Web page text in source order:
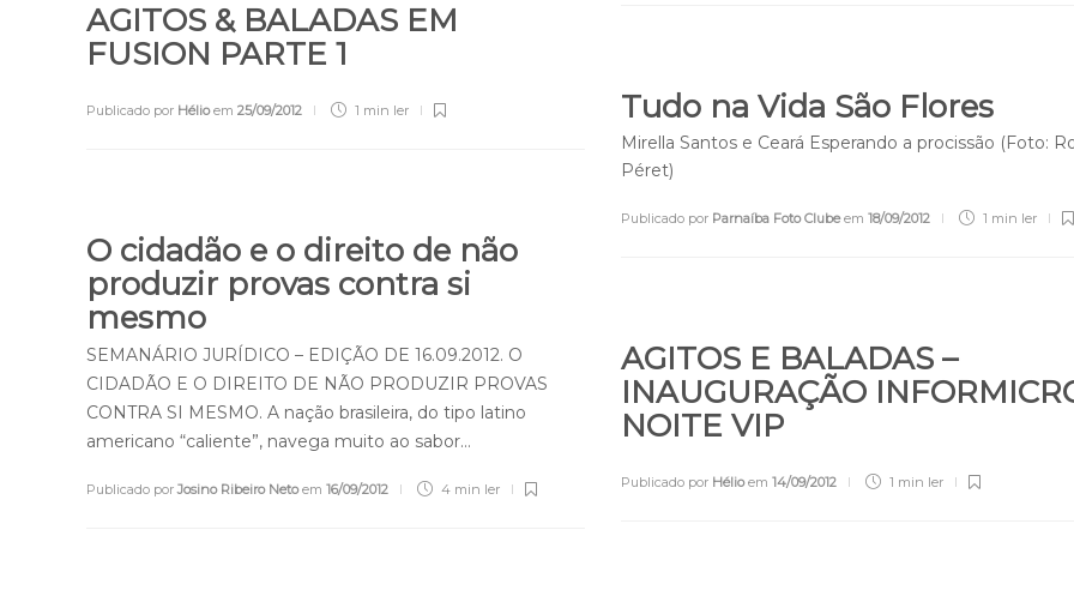
AGITOS & BALADAS EM
FUSION PARTE 1
Publicado por Hélioem 25/09/2012 1 min ler Tudo na Vida São Flores
Mirella Santos e Ceará Esperando a procissão (Foto:
Péret)
Publicado por Parnaíba Foto Clubeem 18/09/2012 1 min ler
O cidadão e o direito de não
produzir provas contra si
mesmo
SEMANÁRIO JURÍDICO – EDIÇÃO DE 16.09.2012. O
CIDADÃO E O DIREITO DE NÃO PRODUZIR PROVAS
CONTRA SI MESMO. A nação brasileira, do tipo latino
americano “caliente”, navega muito ao sabor…
Publicado porJosino Ribeiro Netoem 16/09/2012 4 min ler
AGITOS E BALADAS –
INAUGURAÇÃO
NOITE VIP
Publicado por Hélioem 14/09/2012 1 min ler